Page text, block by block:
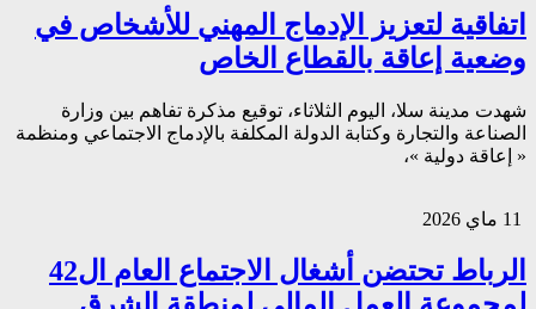
اتفاقية لتعزيز الإدماج المهني للأشخاص في
وضعية إعاقة بالقطاع الخاص
شهدت مدينة سلا، اليوم الثلاثاء، توقيع مذكرة تفاهم بين وزارة
الصناعة والتجارة وكتابة الدولة المكلفة بالإدماج الاجتماعي ومنظمة
« إعاقة دولية »،
الرباط تحتضن أشغال الاجتماع العام ال42